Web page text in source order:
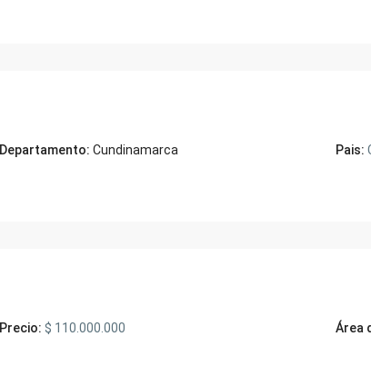
Departamento: Cundinamarca Pais:
Precio: $ 110.000.000
Área